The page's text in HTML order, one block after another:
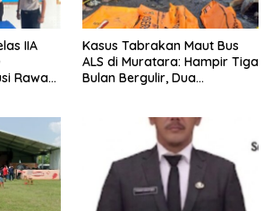
IIA
Rawas
Kasus Tabrakan Maut Bus
ALS di Muratara: Hampir Tiga
Bulan Bergulir, Dua